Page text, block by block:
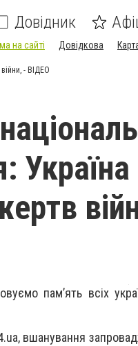
Довідник
на сайті Довідкова
- ВІДЕО
памʼять всіх
вшанування